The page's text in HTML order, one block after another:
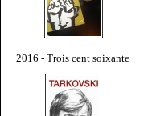
2016 - Trois cent soixante